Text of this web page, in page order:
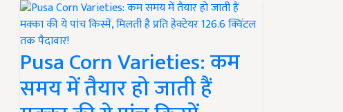
Pusa Corn Varieties: कम
समय में तैयार हो जाती हैं